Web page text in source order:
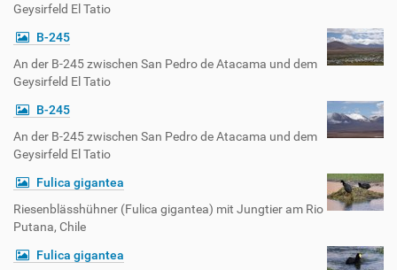
Geysirfeld El Tatio
B-245
An der B-245 zwischen San Pedro de Atacama und dem
Geysirfeld El Tatio
B-245
An der B-245 zwischen San Pedro de Atacama und dem
Geysirfeld El Tatio
Fulica gigantea
Riesenblässhühner (Fulica gigantea) mit Jungtier am Rio
Putana, Chile
Fulica gigantea